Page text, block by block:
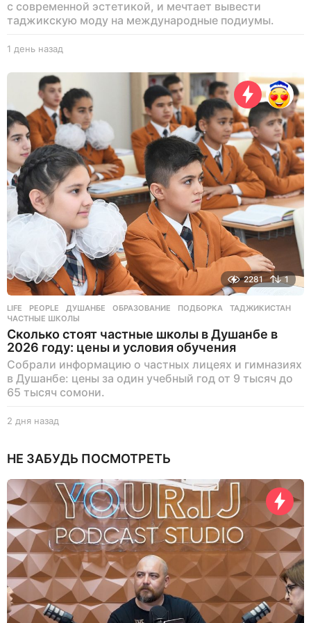
с современной эстетикой, и мечтает вывести
таджикскую моду на международные подиумы.
1 день назад
е
н
н
а
з
а
д
2281 1
LIFE ,PEOPLE ДУШАНБЕ ,ОБРАЗОВАНИЕ ,ПОДБОРКА ,ТАДЖИКИСТАН
ЧАСТНЫЕ ШКОЛЫ
Сколько стоят частные школы в Душанбе в
2026 году: цены и условия обучения
Собрали информацию о частных лицеях и гимназиях
в Душанбе: цены за один учебный год от 9 тысяч до
65 тысяч сомони.
2 дня назад
я
а
з
д
НЕ ЗАБУДЬ ПОСМОТРЕТЬ